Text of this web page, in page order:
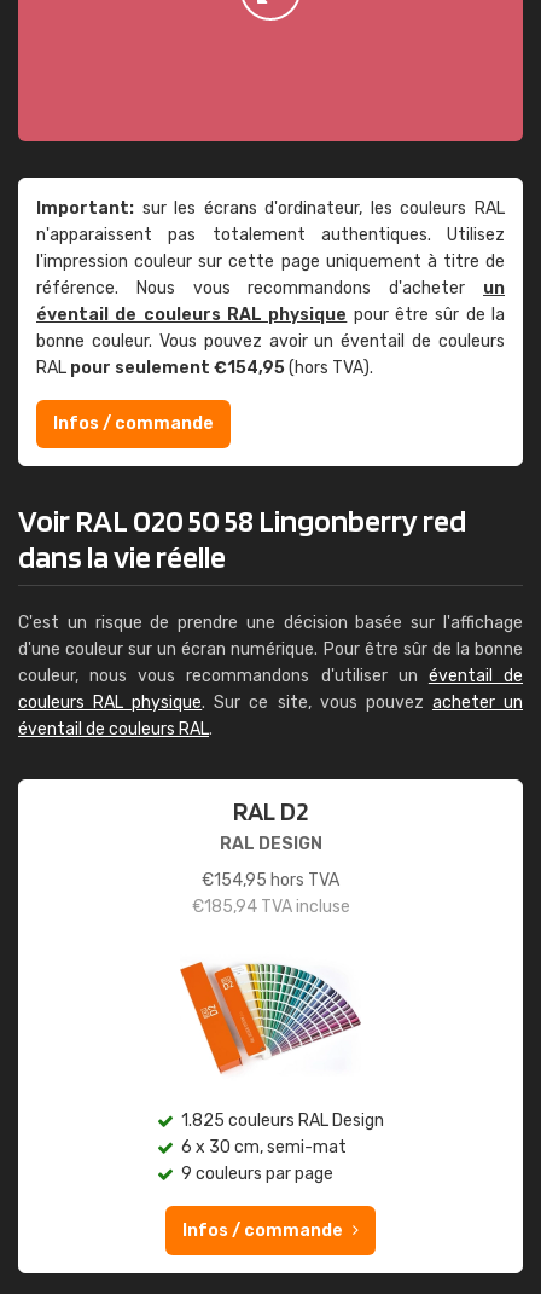
Important: sur les écrans d'ordinateur, les couleurs RAL
n'apparaissent pas totalement authentiques. Utilisez
l'impression couleur sur cette page uniquement à titre de
référence. Nous vous recommandons d'acheter un
éventail de couleurs RAL physique pour être sûr de la
bonne couleur. Vous pouvez avoir un éventail de couleurs
RAL pour seulement €154,95(hors TVA).
Infos / commande
Voir RAL 020 50 58 Lingonberry red
dans la vie réelle
C'est un risque de prendre une décision basée sur l'affichage
d'une couleur sur un écran numérique. Pour être sûr de la bonne
couleur, nous vous recommandons d'utiliser un éventail de
couleurs RAL physique. Sur ce site, vous pouvez acheter un
éventail de couleurs RAL.
RAL D2
RAL DESIGN
€154,95 hors TVA
€185,94TVA incluse
1.825 couleurs RAL Design
6 x 30 cm, semi-mat
9 couleurs par page
Infos / commande